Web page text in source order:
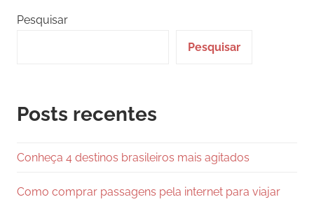
posts
Pesquisar
Pesquisar
Posts recentes
Conheça 4 destinos brasileiros mais agitados
Como comprar passagens pela internet para viajar